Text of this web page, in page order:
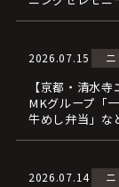
2026.07.15
【京都・清水
MKグループ「
牛めし弁当」な
2026.07.14